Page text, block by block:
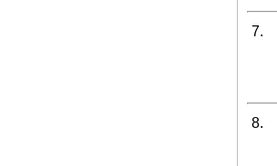
7.
8.